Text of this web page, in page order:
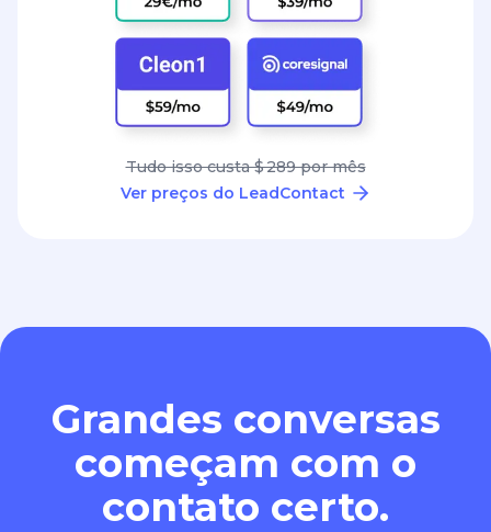
Tudo isso custa $ 289 por mês
Ver preços do LeadContact
Grandes conversas
começam com o
contato certo.